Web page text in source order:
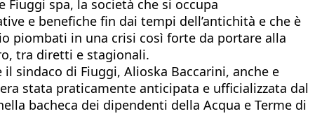
Fiuggi spa, la società che si occupa
e benefiche fin dai tempi dell’antichità e che è
piombati in una crisi così forte da portare alla
tra diretti e stagionali.
sindaco di Fiuggi, Alioska Baccarini, anche e
stata praticamente anticipata e ufficializzata dal
bacheca dei dipendenti della Acqua e Terme di